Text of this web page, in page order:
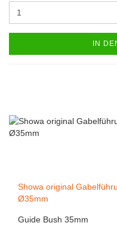
IN
Showa original
Ø35mm
Guide Bush 35mm